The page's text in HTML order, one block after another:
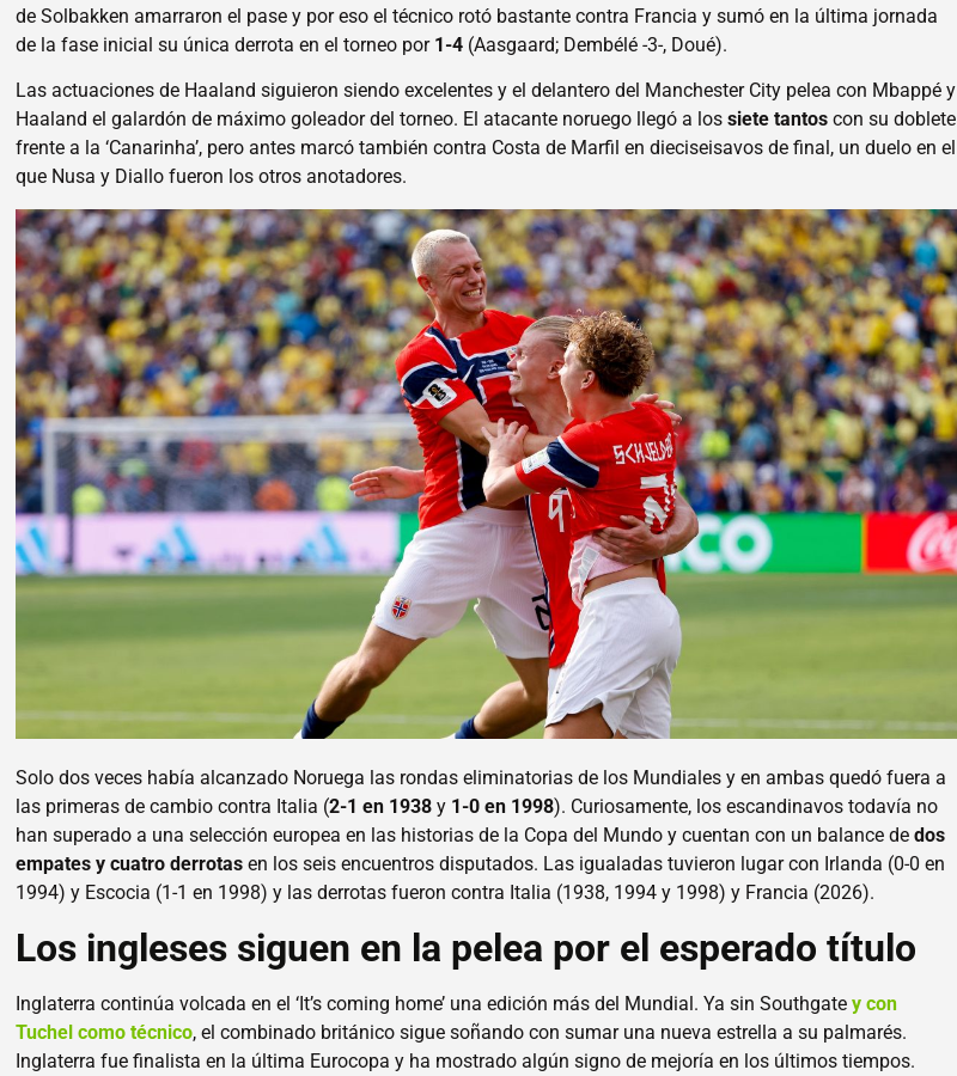
de Solbakken amarraron el pase y por eso el técnico rotó bastante contra Francia y sumó en la última jornada
de la fase inicial su única derrota en el torneo por 1-4 (Aasgaard; Dembélé -3-, Doué).
Las actuaciones de Haaland siguieron siendo excelentes y el delantero del Manchester City pelea con Mbappé y
Haaland el galardón de máximo goleador del torneo. El atacante noruego llegó a lossiete tantos con su doblete
frente a la ‘Canarinha’, pero antes marcó también contra Costa de Marfil en dieciseisavos de final, un duelo en el
que Nusa y Diallo fueron los otros anotadores.
Solo dos veces había alcanzado Noruega las rondas eliminatorias de los Mundiales y en ambas quedó fuera a
las primeras de cambio contra Italia (2-1 en 1938 y 1-0 en 1998). Curiosamente, los escandinavos todavía no
han superado a una selección europea en las historias de la Copa del Mundo y cuentan con un balance dedos
empates y cuatro derrotas en los seis encuentros disputados. Las igualadas tuvieron lugar con Irlanda (0-0 en
1994) y Escocia (1-1 en 1998) y las derrotas fueron contra Italia (1938, 1994 y 1998) y Francia (2026).
Los ingleses siguen en la pelea por el esperado título
Inglaterra continúa volcada en el ‘It’s coming home’ una edición más del Mundial. Ya sin Southgatey con
Tuchel como técnico, el combinado británico sigue soñando con sumar una nueva estrella a su palmarés.
Inglaterra fue finalista en la última Eurocopa y ha mostrado algún signo de mejoría en los últimos tiempos.